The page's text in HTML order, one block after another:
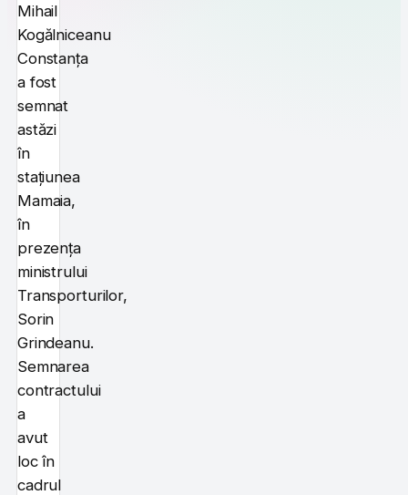
Mihail
Kogălniceanu
Constanța
a fost
semnat
astăzi
în
stațiunea
Mamaia,
în
prezența
ministrului
Transporturilor,
Sorin
Grindeanu.
Semnarea
contractului
a
avut
loc în
cadrul